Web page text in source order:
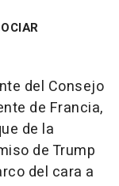
del Consejo
de Francia,
de la
de Trump
del cara a